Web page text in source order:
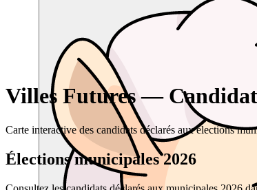
Villes Futures —
Carte interactive des candidats déclarés aux élections
Élections municipales 2026